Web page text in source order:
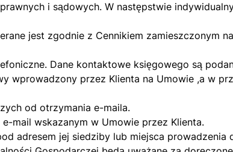
i sądowych. W następstwie
jest zgodnie z Cennikiem zamieszczonym
Dane kontaktowe księgowego są
wprowadzony przez Klienta na Umowie ,a w
od otrzymania e-maila.
mail wskazanym w Umowie przez Klienta.
adresem jej siedziby lub miejsca